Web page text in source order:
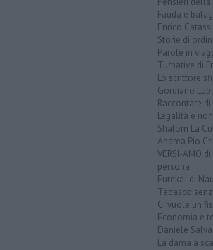
Fauda e
Enrico Catassi
Storie di
Parole in
Turbative di
Lo scrittore
Gordiano Lupi
Raccontare
Legalità e
Shalom La
Andrea Pio
VERSI-AMO
persona
Eureka! di
Tabasco
Ci vuole un
Economia e
Daniele
La dama a